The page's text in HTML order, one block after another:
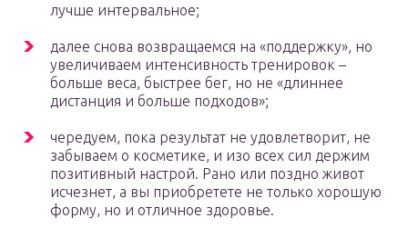
лучше интервальное;
далее снова возвращаемся на «поддержку», но
увеличиваем интенсивность тренировок –
больше веса, быстрее бег, но не «длиннее
дистанция и больше подходов»;
чередуем, пока результат не удовлетворит, не
забываем о косметике, и изо всех сил держим
позитивный настрой. Рано или поздно живот
исчезнет, а вы приобретете не только хорошую
форму, но и отличное здоровье.